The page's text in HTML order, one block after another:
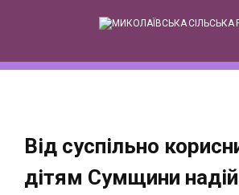
to
Від суспільно
дітям Сумщини